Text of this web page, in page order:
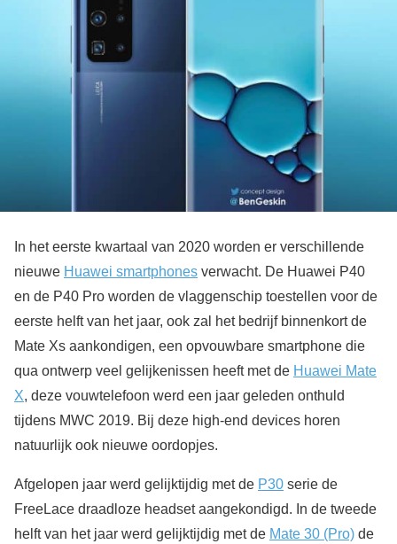
In het eerste kwartaal van 2020 worden er verschillende
nieuwe Huawei smartphones verwacht. De Huawei P40
en de P40 Pro worden de vlaggenschip toestellen voor de
eerste helft van het jaar, ook zal het bedrijf binnenkort de
Mate Xs aankondigen, een opvouwbare smartphone die
qua ontwerp veel gelijkenissen heeft met de Huawei Mate
X, deze vouwtelefoon werd een jaar geleden onthuld
tijdens MWC 2019. Bij deze high-end devices horen
natuurlijk ook nieuwe oordopjes.
Afgelopen jaar werd gelijktijdig met de P30 serie de
FreeLace draadloze headset aangekondigd. In de tweede
helft van het jaar werd gelijktijdig met de Mate 30 (Pro) de